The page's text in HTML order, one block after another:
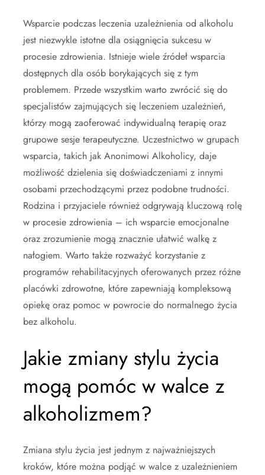
Wsparcie podczas leczenia uzależnienia od alkoholu
jest niezwykle istotne dla osiągnięcia sukcesu w
procesie zdrowienia. Istnieje wiele źródeł wsparcia
dostępnych dla osób borykających się z tym
problemem. Przede wszystkim warto zwrócić się do
specjalistów zajmujących się leczeniem uzależnień,
którzy mogą zaoferować indywidualną terapię oraz
grupowe sesje terapeutyczne. Uczestnictwo w grupach
wsparcia, takich jak Anonimowi Alkoholicy, daje
możliwość dzielenia się doświadczeniami z innymi
osobami przechodzącymi przez podobne trudności.
Rodzina i przyjaciele również odgrywają kluczową rolę
w procesie zdrowienia – ich wsparcie emocjonalne
oraz zrozumienie mogą znacznie ułatwić walkę z
nałogiem. Warto także rozważyć korzystanie z
programów rehabilitacyjnych oferowanych przez różne
placówki zdrowotne, które zapewniają kompleksową
opiekę oraz pomoc w powrocie do normalnego życia
bez alkoholu.
Jakie zmiany stylu życia
mogą pomóc w walce z
alkoholizmem?
Zmiana stylu życia jest jednym z najważniejszych
kroków, które można podjąć w walce z uzależnieniem